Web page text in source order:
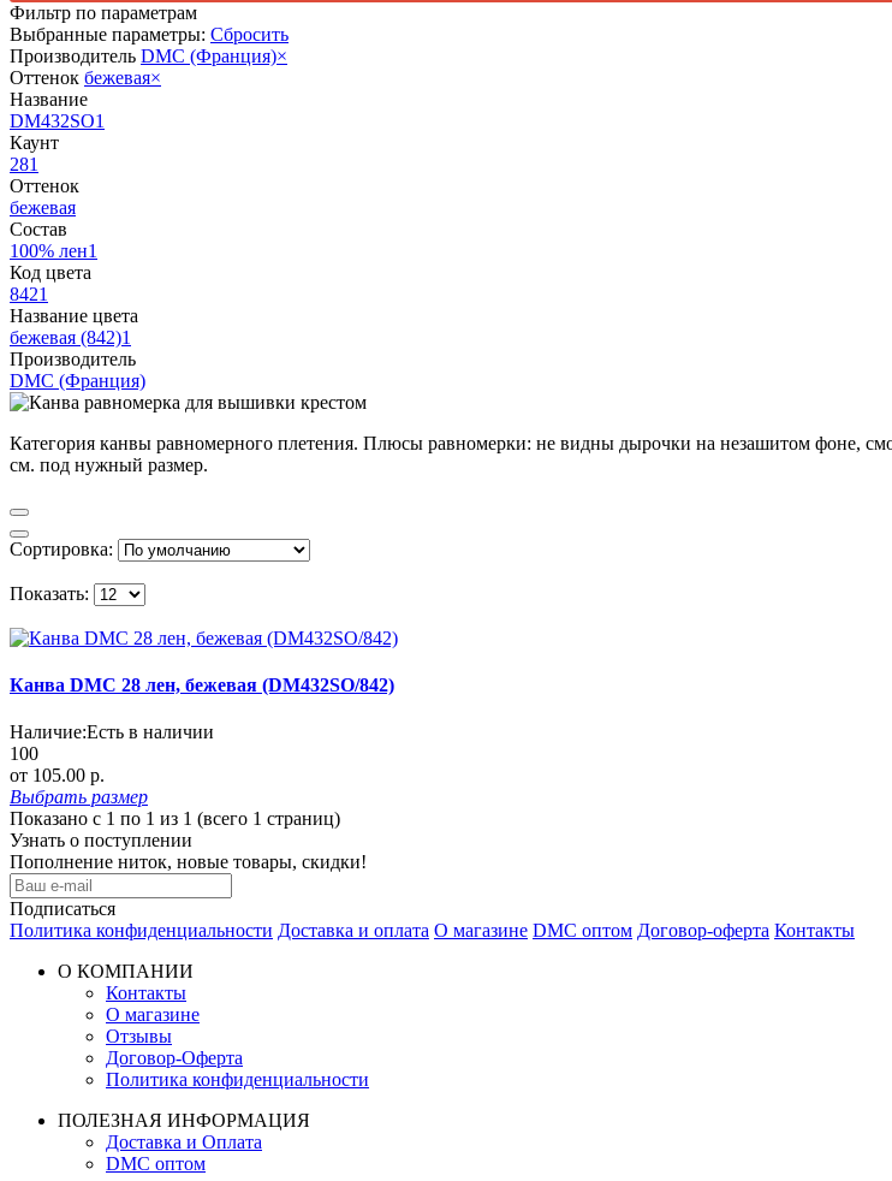
Фильтр по параметрам
Выбранные параметры: Сбросить
Производитель DMC (Франция)×
Оттенок бежевая×
Название
DM432SO1
Каунт
281
Оттенок
бежевая
Состав
100% лен1
Код цвета
8421
Название цвета
бежевая (842)1
Производитель
DMC (Франция)
Категория канвы равномерного плетения. Плюсы равномерки: не видны дырочки на незашитом фоне,
см. под нужный размер.
Сортировка:
Показать:
Канва DMC 28 лен, бежевая (DM432SO/842)
Наличие:Есть в наличии
100
от 105.00 р.
Выбрать размер
Показано с 1 по 1 из 1 (всего 1 страниц)
Узнать о поступлении
Пополнение ниток, новые товары, скидки!
Подписаться
Политика конфиденциальности Доставка и оплата О магазине DMC оптом Договор-оферта Контакты
О КОМПАНИИ
Контакты
О магазине
Отзывы
Договор-Оферта
Политика конфиденциальности
ПОЛЕЗНАЯ ИНФОРМАЦИЯ
Доставка и Оплата
DMC оптом